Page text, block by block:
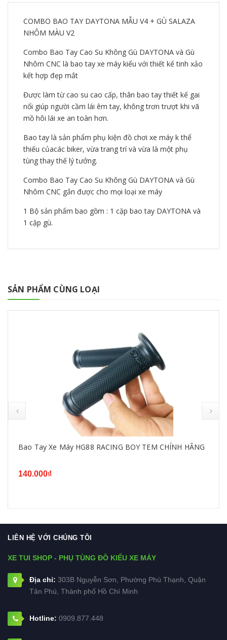
COMBO BAO TAY DAYTONA MẪU V4 + GÙ SALAZA
NHÔM MÀU V2
Combo Bao Tay Cao Su Không Gù DAYTONA và Gù
Nhôm CNC là bao tay xe máy kiểu với thiết kế tinh xảo
kết hợp đẹp mắt
Được làm từ cao su cao cấp, thân bao tay thiết kế gai
nổi giúp người cầm lái êm tay, không trơn trượt khi vã
mồ hôi lái xe an toàn hơn.
Bao tay là sản phẩm phụ kiện đồ chơi xe máy k thể
thiếu củacác biker, vừa trang trí và vừa là một phụ
tùng thay thế lý tưởng.
Combo Bao Tay Cao Su Không Gù DAYTONA và Gù
Nhôm CNC gắn được cho mọi loại xe máy
1 Bộ sản phẩm bao gồm : 1 cặp bao tay DAYTONA và
1 cặp gù.
SẢN PHẨM CÙNG LOẠI
Bao Tay Xe Máy HG88 RACING BOY TEM CHÍNH HÃNG
140.000₫
LIÊN HỆ VỚI CHÚNG TÔI
XE TUI SHOP - PHỤ TÙNG ĐỒ KIỂU XE MÁY
Địa chỉ: 303B Nguyễn Sơn, Phường Phú Thạnh, Quận
Tân Phú, Thành phố Hồ Chí Minh
Hotline: 0909.877.448